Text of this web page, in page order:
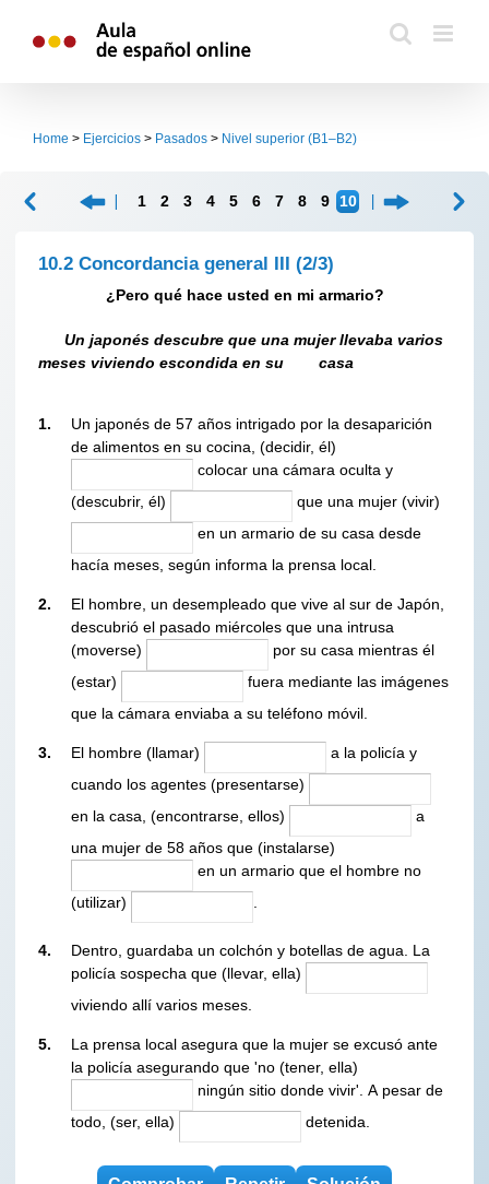
Home > Ejercicios > Pasados > Nivel superior (B1–B2)
1 2 3 4 5 6 7 8 9 10
10.2 Concordancia general III (2/3)
¿Pero qué hace usted en mi armario?
Un japonés descubre que una mujer llevaba varios
meses viviendo escondida en su casa
1.
Un japonés de 57 años intrigado por la desaparición
de alimentos en su cocina, (decidir, él)
colocar una cámara oculta y
(descubrir, él)
que una mujer (vivir)
en un armario de su casa desde
hacía meses, según informa la prensa local.
2.
El hombre, un desempleado que vive al sur de Japón,
descubrió el pasado miércoles que una intrusa
(moverse)
por su casa mientras él
(estar)
fuera mediante las imágenes
que la cámara enviaba a su teléfono móvil.
3. El hombre (llamar)
a la policía y
cuando los agentes (presentarse)
en la casa, (encontrarse, ellos)
a
una mujer de 58 años que (instalarse)
en un armario que el hombre no
(utilizar)
.
4.
Dentro, guardaba un colchón y botellas de agua. La
policía sospecha que (llevar, ella)
viviendo allí varios meses.
5.
La prensa local asegura que la mujer se excusó ante
la policía asegurando que 'no (tener, ella)
ningún sitio donde vivir'. A pesar de
todo, (ser, ella)
detenida.